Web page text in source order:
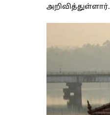
அறிவித்துள்ளார்.